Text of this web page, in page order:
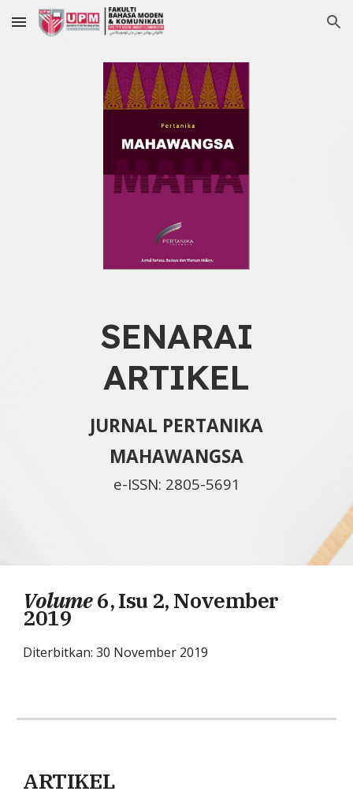
Skip to main content Skip to navigation
SENARAI
ARTIKEL
JURNAL PERTANIKA
MAHAWANGSA
e-ISSN: 2805-5691
Volume6, Isu 2, November
2019
Diterbitkan: 30 November 2019
ARTIKEL